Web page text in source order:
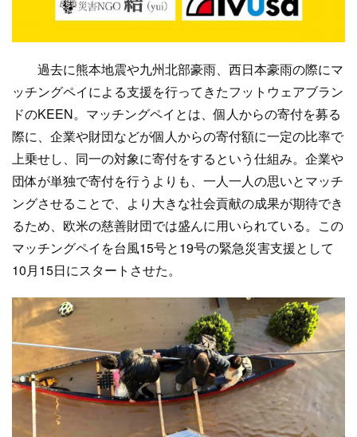
過去に熊本地震や九州北部豪雨、西日本豪雨の際にマ
ッチングペイによる支援を行ってきたフットウェアブラン
ドのKEEN。マッチングペイとは、個人からの寄付を募る
際に、企業や財団などが個人からの寄付額に一定の比率で
上乗せし、同一の対象に寄付をするという仕組み。企業や
団体が単独で寄付を行うよりも、一人一人の思いとマッチ
ングさせることで、より大きな社会貢献の成果が期待でき
るため、欧米の慈善財団では盛んに用いられている。この
マッチングペイを台風15号と19号の緊急災害支援として
10月15日にスタートさせた。